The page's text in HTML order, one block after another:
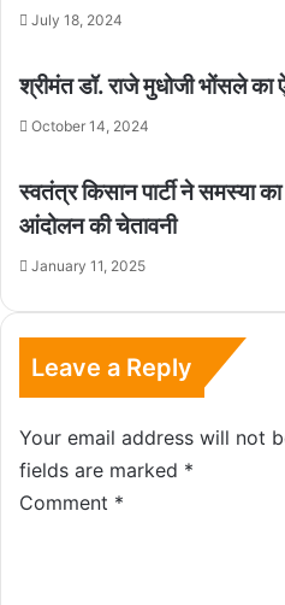
July 18, 2024
श्रीमंत डॉ. राजे मुधोजी भोंसले का
October 14, 2024
स्वतंत्र किसान पार्टी ने समस्या
आंदोलन की चेतावनी
January 11, 2025
Leave a Reply
Your email address will not
fields are marked *
Comment *